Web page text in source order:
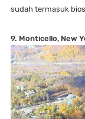
sudah termasuk
9. Monticello, New